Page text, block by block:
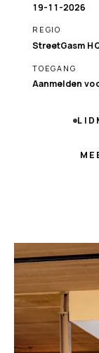
19-11-2026
REGIO
StreetGasm
TOEGANG
Aanmelden